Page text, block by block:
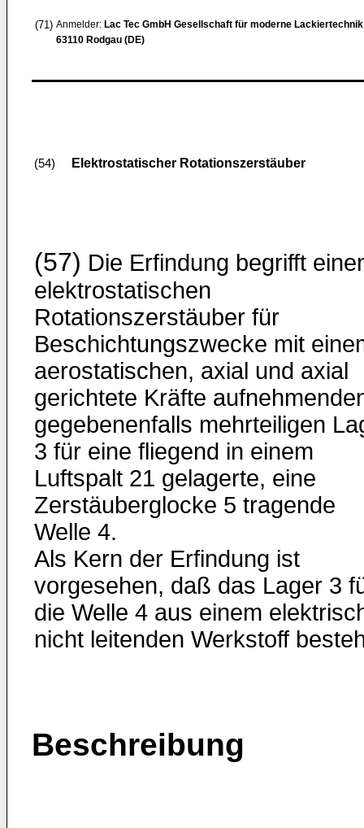
(71) Anmelder: Lac Tec GmbH Gesellschaft für moderne Lackiertechnik
63110 Rodgau (DE)
(54) Elektrostatischer Rotationszerstäuber
(57) Die Erfindung begrifft
elektrostatischen
Rotationszerstäuber für
Beschichtungszwecke mit
aerostatischen, axial und axial
gerichtete Kräfte
gegebenenfalls mehrteiligen
3 für eine fliegend in einem
Luftspalt 21 gelagerte, eine
Zerstäuberglocke 5 tragende
Welle 4.
Als Kern der Erfindung ist
vorgesehen, daß das Lager 3
die Welle 4 aus einem
nicht leitenden Werkstoff
Beschreibung